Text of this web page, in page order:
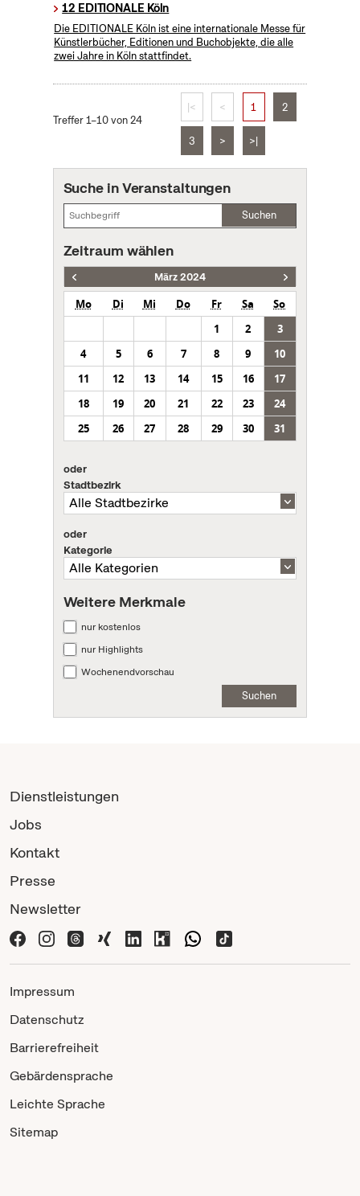
12 EDITIONALE Köln
Die EDITIONALE Köln ist eine internationale Messe für
Künstlerbücher, Editionen und Buchobjekte, die alle
zwei Jahre in Köln stattfindet.
Treffer 1–10 von 24
|< < 1 2
3 > >|
Suche in Veranstaltungen
Suchen
Zeitraum wählen
März 2024
Mo Di Mi Do Fr Sa
So
1
2
3
4
5 6 7 8 9
10
11
12 13 14 15 16
17
18
19 20 21 22 23
24
25
26 27 28 29 30 31
oder
Stadtbezirk
oder
Kategorie
Weitere Merkmale
nur kostenlos
nur Highlights
Wochenendvorschau
Suchen
Dienstleistungen
Jobs
Kontakt
Presse
Newsletter
Impressum
Datenschutz
Barrierefreiheit
Gebärdensprache
Leichte Sprache
Sitemap